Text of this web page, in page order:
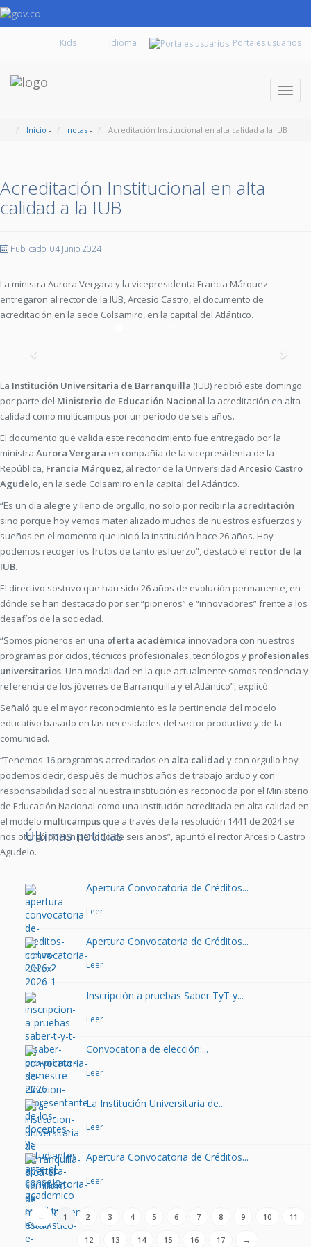
Kids Portales usuarios
Inicio - notas - Acreditación Institucional en alta calidad a la IUB
Acreditación Institucional en alta
calidad a la IUB
Publicado: 04 Junio 2024
La ministra Aurora Vergara y la vicepresidenta Francia Márquez
entregaron al rector de la IUB, Arcesio Castro, el documento de
acreditación en la sede Colsamiro, en la capital del Atlántico.
Previous
La Institución Universitaria de Barranquilla (IUB) recibió este domingo
por parte del Ministerio de Educación Nacional la acreditación en alta
calidad como multicampus por un período de seis años.
El documento que valida este reconocimiento fue entregado por la
ministra Aurora Vergara en compañía de la vicepresidenta de la
República, Francia Márquez, al rector de la Universidad Arcesio Castro
Agudelo, en la sede Colsamiro en la capital del Atlántico.
“Es un día alegre y lleno de orgullo, no solo por recibir la acreditación
sino porque hoy vemos materializado muchos de nuestros esfuerzos y
sueños en el momento que inició la institución hace 26 años. Hoy
podemos recoger los frutos de tanto esfuerzo”, destacó el rector de la
IUB.
El directivo sostuvo que han sido 26 años de evolución permanente, en
dónde se han destacado por ser “pioneros” e “innovadores” frente a los
desafíos de la sociedad.
“Somos pioneros en una oferta académica innovadora con nuestros
programas por ciclos, técnicos profesionales, tecnólogos y profesionales
universitarios. Una modalidad en la que actualmente somos tendencia y
referencia de los jóvenes de Barranquilla y el Atlántico”, explicó.
Señaló que el mayor reconocimiento es la pertinencia del modelo
educativo basado en las necesidades del sector productivo y de la
comunidad.
“Tenemos 16 programas acreditados en alta calidad y con orgullo hoy
podemos decir, después de muchos años de trabajo arduo y con
responsabilidad social nuestra institución es reconocida por el Ministerio
de Educación Nacional como una institución acreditada en alta calidad en
el modelo multicampus que a través de la resolución 1441 de 2024 se
nos otorgó por un período de seis años”, apuntó el rector Arcesio Castro
Agudelo.
Últimas noticias
Apertura Convocatoria de Créditos...
Leer
Apertura Convocatoria de Créditos...
Leer
Inscripción a pruebas Saber TyT y...
Leer
Convocatoria de elección:...
Leer
La Institución Universitaria de...
Leer
Apertura Convocatoria de Créditos...
Leer
← 1 2 3 4 5 6 7 8 9 10 11
12 13 14 15 16 17 →